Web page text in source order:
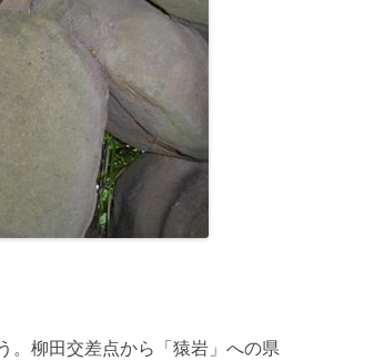
。柳田交差点から「猿岩」への県